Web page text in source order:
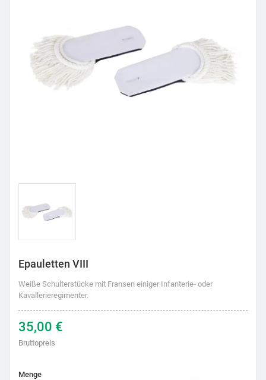
Epauletten VIII
Weiße Schulterstücke mit Fransen einiger Infanterie- oder
Kavallerieregimenter.
35,00 €
Bruttopreis
Menge